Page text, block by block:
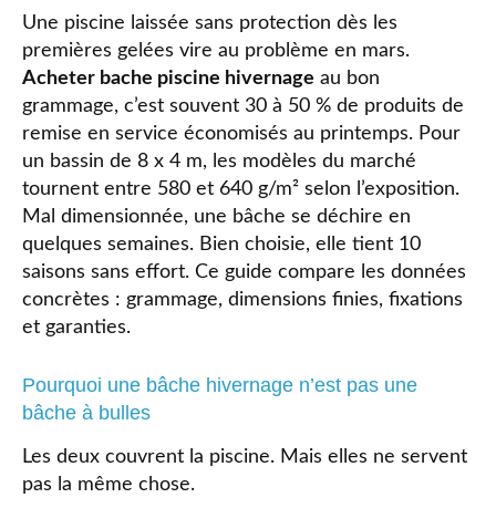
Une piscine laissée sans protection dès les
premières gelées vire au problème en mars.
Acheter bache piscine hivernage au bon
grammage, c’est souvent 30 à 50 % de produits de
remise en service économisés au printemps. Pour
un bassin de 8 x 4 m, les modèles du marché
tournent entre 580 et 640 g/m² selon l’exposition.
Mal dimensionnée, une bâche se déchire en
quelques semaines. Bien choisie, elle tient 10
saisons sans effort. Ce guide compare les données
concrètes : grammage, dimensions finies, fixations
et garanties.
Pourquoi une bâche hivernage n’est pas une
bâche à bulles
Les deux couvrent la piscine. Mais elles ne servent
pas la même chose.